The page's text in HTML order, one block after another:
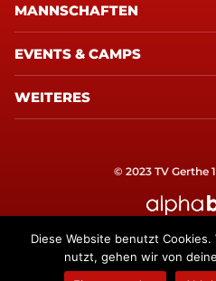
MANNSCHAFTEN
EVENTS & CAMPS
WEITERES
© 2023 TV Gerthe
Diese Website benutzt
nutzt, gehen wir von